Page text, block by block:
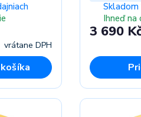
vrátane DPH
Skladom
Ihneď na
3 690